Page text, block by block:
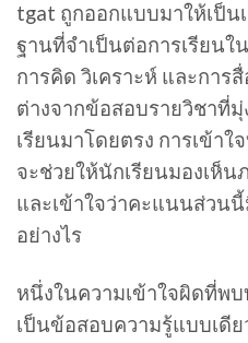
tgat ถูกออกแบบมาให้เป็น
ฐานที่จำเป็นต่อการเรียน
การคิด วิเคราะห์ และการ
ต่างจากข้อสอบรายวิชาที่
เรียนมาโดยตรง การเข้า
จะช่วยให้นักเรียนมองเห็น
และเข้าใจว่าคะแนนส่วน
อย่างไร
หนึ่งในความเข้าใจผิดที่พ
เป็นข้อสอบความรู้แบบเดีย